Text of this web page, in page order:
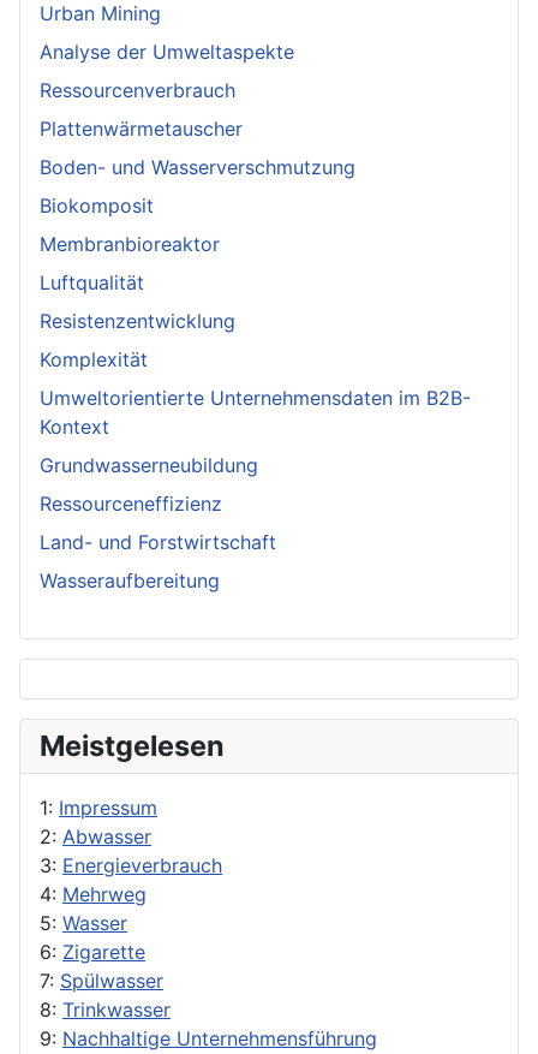
Urban Mining
Analyse der Umweltaspekte
Ressourcenverbrauch
Plattenwärmetauscher
Boden- und Wasserverschmutzung
Biokomposit
Membranbioreaktor
Luftqualität
Resistenzentwicklung
Komplexität
Umweltorientierte Unternehmensdaten im B2B-
Kontext
Grundwasserneubildung
Ressourceneffizienz
Land- und Forstwirtschaft
Wasseraufbereitung
Meistgelesen
1: Impressum
2: Abwasser
3: Energieverbrauch
4: Mehrweg
5: Wasser
6: Zigarette
7: Spülwasser
8: Trinkwasser
9: Nachhaltige Unternehmensführung